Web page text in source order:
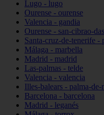
Lugo - lugo
Ourense - ourense
Valencia - gandia
Ourense - san-cibrao-
Santa-cruz-de-tenerife -
Málaga - marbella
Madrid - madrid
Las-palmas - telde
Valencia - valencia
Illes-balears - palma-de-
Barcelona - barcelona
Madrid - leganés